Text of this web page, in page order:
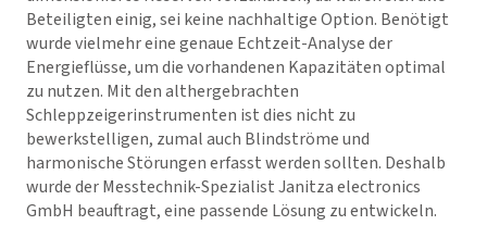
Beteiligten einig, sei keine nachhaltige Option. Benötigt
wurde vielmehr eine genaue Echtzeit-Analyse der
Energieflüsse, um die vorhandenen Kapazitäten optimal
zu nutzen. Mit den althergebrachten
Schleppzeigerinstrumenten ist dies nicht zu
bewerkstelligen, zumal auch Blindströme und
harmonische Störungen erfasst werden sollten. Deshalb
wurde der Messtechnik-Spezialist Janitza electronics
GmbH beauftragt, eine passende Lösung zu entwickeln.